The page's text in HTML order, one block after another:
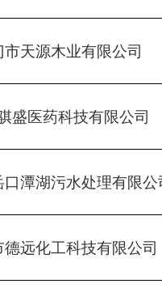
市天源木业有限公司
盛医药科技有限公司
口潭湖污水处理有限公
德远化工科技有限公司